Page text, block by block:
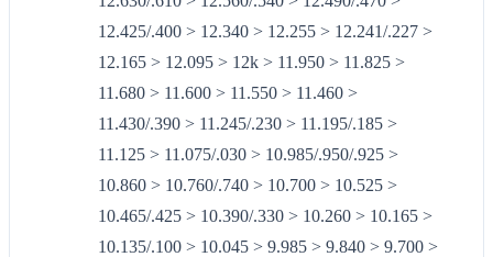
12.425/.400 > 12.340 > 12.255 > 12.241/.227 >
12.165 > 12.095 > 12k > 11.950 > 11.825 >
11.680 > 11.600 > 11.550 > 11.460 >
11.430/.390 > 11.245/.230 > 11.195/.185 >
11.125 > 11.075/.030 > 10.985/.950/.925 >
10.860 > 10.760/.740 > 10.700 > 10.525 >
10.465/.425 > 10.390/.330 > 10.260 > 10.165 >
10.135/.100 > 10.045 > 9.985 > 9.840 > 9.700 >